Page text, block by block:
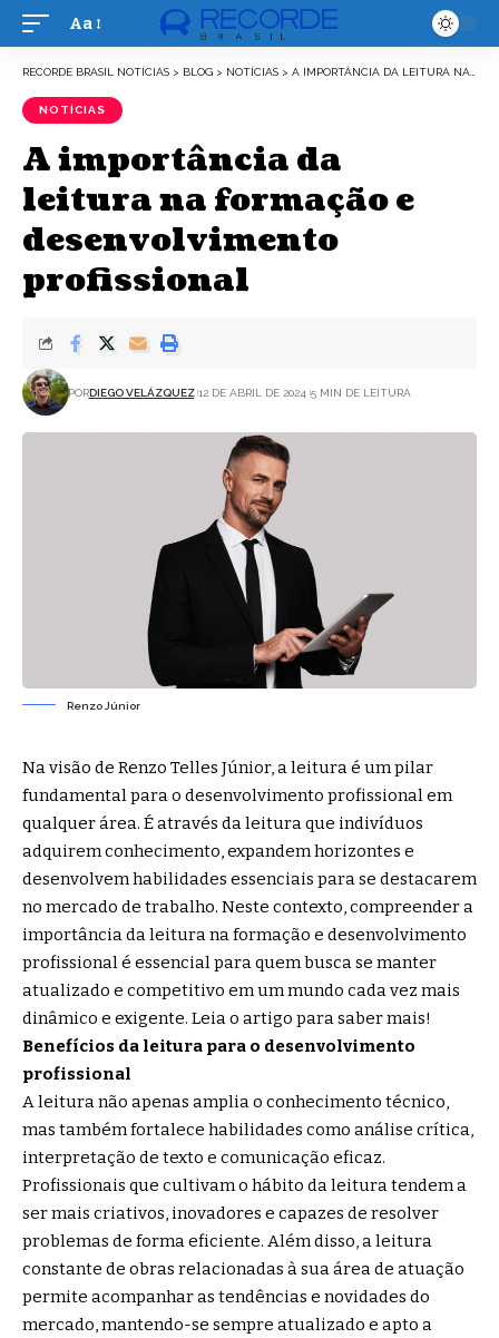
Font
Aa
RECORDE BRASIL NOTÍCIAS > BLOG > NOTÍCIAS > A IMPORTÂNCIA DA LEITURA NA FORMAÇÃO E DESENVOLVIMENTO PROFISSIONAL
NOTÍCIAS
A importância da
leitura na formação e
desenvolvimento
profissional
PORDIEGO VELÁZQUEZ 12 DE ABRIL DE 2024 5 MIN DE LEITURA
Renzo Júnior
Na visão de Renzo Telles Júnior, a leitura é um pilar
fundamental para o desenvolvimento profissional em
qualquer área. É através da leitura que indivíduos
adquirem conhecimento, expandem horizontes e
desenvolvem habilidades essenciais para se destacarem
no mercado de trabalho. Neste contexto, compreender a
importância da leitura na formação e desenvolvimento
profissional é essencial para quem busca se manter
atualizado e competitivo em um mundo cada vez mais
dinâmico e exigente. Leia o artigo para saber mais!
Benefícios da leitura para o desenvolvimento
profissional
A leitura não apenas amplia o conhecimento técnico,
mas também fortalece habilidades como análise crítica,
interpretação de texto e comunicação eficaz.
Profissionais que cultivam o hábito da leitura tendem a
ser mais criativos, inovadores e capazes de resolver
problemas de forma eficiente. Além disso, a leitura
constante de obras relacionadas à sua área de atuação
permite acompanhar as tendências e novidades do
mercado, mantendo-se sempre atualizado e apto a